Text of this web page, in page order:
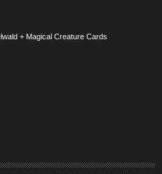
+ Magical Creature Cards